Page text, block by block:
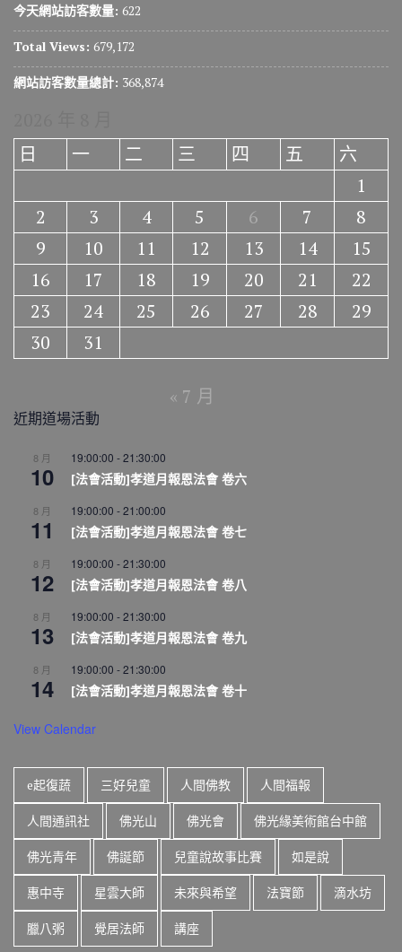
今天網站訪客數量: 622
Total Views: 679,172
網站訪客數量總計: 368,874
日
一 二 三 四 五
六
1
2
3 4 5 6 7
8
9
10 11 12 13 14
15
16
17 18 19 20 21
22
23
24 25 26 27 28
29
30
31
« 7 月
近期道場活動
8 月
10
19:00:00 -21:30:00
[法會活動]孝道月報恩法會 卷六
8 月
11
19:00:00 -21:00:00
[法會活動]孝道月報恩法會 卷七
8 月
12
19:00:00 -21:30:00
[法會活動]孝道月報恩法會 卷八
8 月
13
19:00:00 -21:30:00
[法會活動]孝道月報恩法會 卷九
8 月
14
19:00:00 -21:30:00
[法會活動]孝道月報恩法會 卷十
View Calendar
e起復蔬 三好兒童 人間佛教 人間福報
人間通訊社 佛光山 佛光會 佛光緣美術館台中館
佛光青年 佛誕節 兒童說故事比賽 如是說
惠中寺 星雲大師 未來與希望 法寶節 滴水坊
臘八粥 覺居法師 講座